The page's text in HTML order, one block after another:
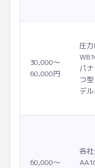
30,000〜
60,000円
圧
パ
つ
デ
60,000〜
各